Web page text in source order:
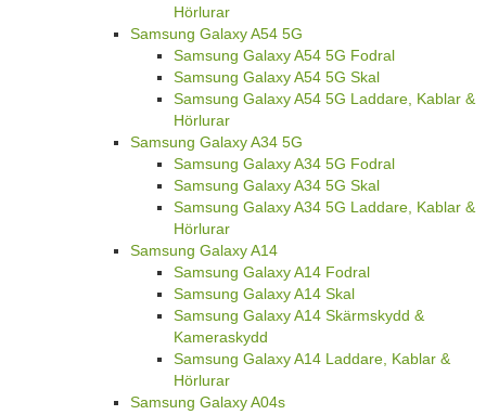
Hörlurar
Samsung Galaxy A54 5G
Samsung Galaxy A54 5G Fodral
Samsung Galaxy A54 5G Skal
Samsung Galaxy A54 5G Laddare, Kablar &
Hörlurar
Samsung Galaxy A34 5G
Samsung Galaxy A34 5G Fodral
Samsung Galaxy A34 5G Skal
Samsung Galaxy A34 5G Laddare, Kablar &
Hörlurar
Samsung Galaxy A14
Samsung Galaxy A14 Fodral
Samsung Galaxy A14 Skal
Samsung Galaxy A14 Skärmskydd &
Kameraskydd
Samsung Galaxy A14 Laddare, Kablar &
Hörlurar
Samsung Galaxy A04s